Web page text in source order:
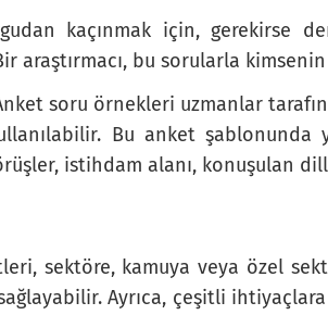
kaçınmak için, gerekirse
araştırmacı, bu sorularla
soru örnekleri uzmanlar
Bu anket
istihdam alanı, konuşulan
sektöre, kamuya veya özel
Ayrıca, çeşitli